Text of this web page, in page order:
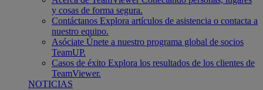
y cosas de forma segura.
Contáctanos Explora artículos de asistencia o contacta a
nuestro equipo.
Asóciate Únete a nuestro programa global de socios
TeamUP.
Casos de éxito Explora los resultados de los clientes de
TeamViewer.
NOTICIAS